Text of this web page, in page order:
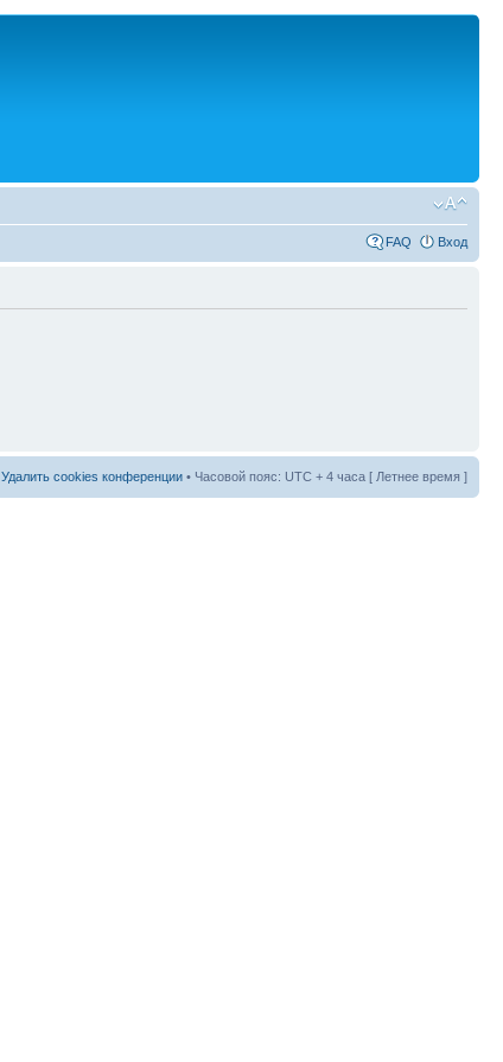
FAQ Вход
Удалить cookies конференции • Часовой пояс: UTC + 4 часа [ Летнее время ]